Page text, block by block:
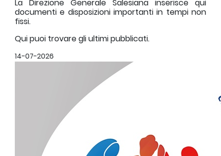
La Direzione Generale Salesiana inserisce qui
documenti e disposizioni importanti in tempi non
fissi.
Qui puoi trovare gli ultimi pubblicati.
14-07-2026